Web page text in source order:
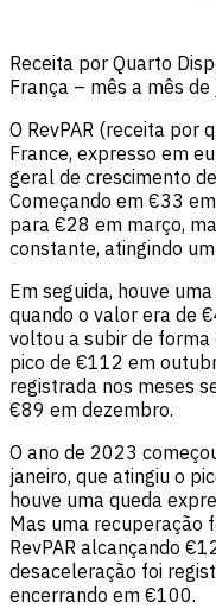
Receita por Quarto
França – mês a mês
O RevPAR (receita por
France, expresso em
geral de crescimento
Começando em €33
para €28 em março,
constante, atingindo
Em seguida, houve
quando o valor era de
voltou a subir de forma
pico de €112 em
registrada nos meses
€89 em dezembro.
O ano de 2023
janeiro, que atingiu o
houve uma queda
Mas uma recuperação
RevPAR alcançando
desaceleração foi
encerrando em €100.